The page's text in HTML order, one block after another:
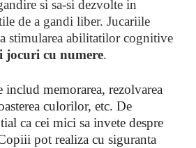
si sa-si dezvolte in
de a gandi liber. Jucariile
stimularea abilitatilor cognitive
jocuri cu numere.
memorarea, rezolvarea
culorilor, etc. De
ca cei mici sa invete despre
pot realiza cu siguranta